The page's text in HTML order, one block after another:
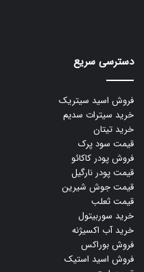
دسترسی سریع
فروش اسید سیتریک
خرید سیترات سدیم
خرید تیتان
قیمت سود پرک
فروش پودر کاکائو
قیمت پودر نارگیل
قیمت جوش شیرین
قیمت ثعلب
خرید سوربیتول
خرید آب اکسیژنه
فروش بوراکس
فروش اسید استیک